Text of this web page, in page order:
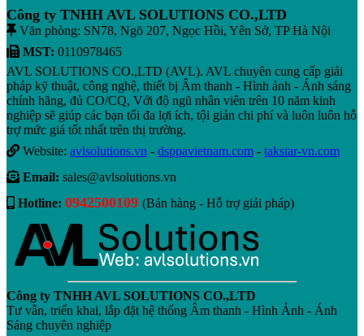
Công ty TNHH AVL SOLUTIONS CO.,LTD
Văn phòng: SN78, Ngõ 207, Ngọc Hồi, Yên Sở, TP Hà Nội
MST: 0110978465
AVL SOLUTIONS CO.,LTD (AVL). AVL chuyên cung cấp giải
pháp kỹ thuật, công nghệ, thiết bị Âm thanh - Hình ảnh - Ánh sáng
chính hãng, đủ CO/CQ, Với độ ngũ nhân viên trên 10 năm kinh
nghiệp sẽ giúp các bạn tối đa lợi ích, tội giản chi phí và luôn luôn hỗ
trợ mức giá tốt nhất trên thị trường.
Website: avlsolutions.vn - dsppavietnam.com - takstar-vn.com
Email: sales@avlsolutions.vn
Hotline: 0942500109 (Bán hàng - Hỗ trợ giải pháp)
Công ty TNHH AVL SOLUTIONS CO.,LTD
Tư vẫn, triển khai, lắp đặt hệ thống Âm thanh - Hình Ảnh - Ánh
Sáng chuyên nghiệp